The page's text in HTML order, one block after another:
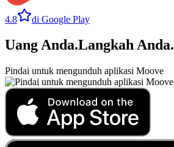
4.8 di Google Play
Uang Anda.Langkah Anda.
Pindai untuk mengunduh aplikasi Moove